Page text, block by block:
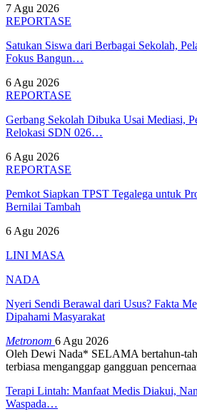
7 Agu 2026
REPORTASE
Satukan Siswa dari Berbagai Sekolah,
Fokus Bangun…
6 Agu 2026
REPORTASE
Gerbang Sekolah Dibuka Usai Mediasi,
Relokasi SDN 026…
6 Agu 2026
REPORTASE
Pemkot Siapkan TPST Tegalega untuk
Bernilai Tambah
6 Agu 2026
LINI MASA
NADA
Nyeri Sendi Berawal dari Usus? Fakta
Dipahami Masyarakat
Metronom 6 Agu 2026
Oleh Dewi Nada* SELAMA bertahun-
terbiasa menganggap gangguan
Terapi Lintah: Manfaat Medis Diakui,
Waspada…